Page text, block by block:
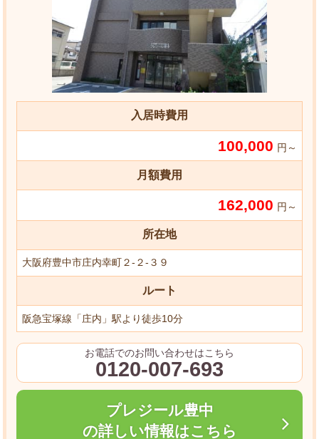
入居時費用
100,000 円～
月額費用
162,000 円～
所在地
大阪府豊中市庄内幸町２-２-３９
ルート
阪急宝塚線「庄内」駅より徒歩10分
お電話でのお問い合わせはこちら
0120-007-693
プレジール豊中
の詳しい情報はこちら